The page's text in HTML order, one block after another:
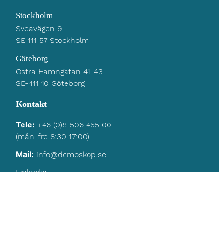
Stockholm
Sveavägen 9
SE-111 57 Stockholm
Göteborg
Östra Hamngatan 41-43
SE-411 10 Göteborg
Kontakt
Tele: +46 (0)8-506 455 00
(mån-fre 8:30-17:00)
Mail: info@demoskop.se
Linkedin